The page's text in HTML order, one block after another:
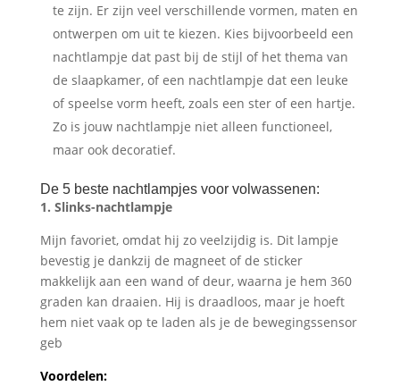
te zijn. Er zijn veel verschillende vormen, maten en
ontwerpen om uit te kiezen. Kies bijvoorbeeld een
nachtlampje dat past bij de stijl of het thema van
de slaapkamer, of een nachtlampje dat een leuke
of speelse vorm heeft, zoals een ster of een hartje.
Zo is jouw nachtlampje niet alleen functioneel,
maar ook decoratief.
De 5 beste nachtlampjes voor volwassenen:
1. Slinks-nachtlampje
Mijn favoriet, omdat hij zo veelzijdig is. Dit lampje
bevestig je dankzij de magneet of de sticker
makkelijk aan een wand of deur, waarna je hem 360
graden kan draaien. Hij is draadloos, maar je hoeft
hem niet vaak op te laden als je de bewegingssensor
geb
Voordelen: